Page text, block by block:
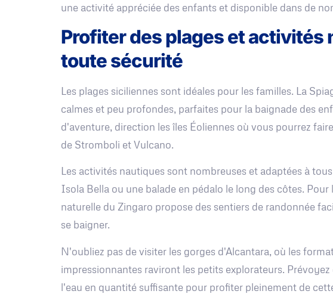
une activité appréciée des enfants et disponible dans de
Profiter des plages et activités
toute sécurité
Les plages siciliennes sont idéales pour les familles. La
calmes et peu profondes, parfaites pour la baignade des
d'aventure, direction les îles Éoliennes où vous pourrez
de Stromboli et Vulcano.
Les activités nautiques sont nombreuses et adaptées à
Isola Bella ou une balade en pédalo le long des côtes. Pour
naturelle du Zingaro propose des sentiers de randonnée
se baigner.
N'oubliez pas de visiter les gorges d'Alcantara, où les
impressionnantes raviront les petits explorateurs.
l'eau en quantité suffisante pour profiter pleinement de